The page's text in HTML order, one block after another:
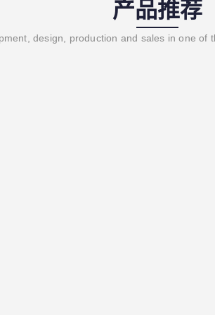
产品推荐
design, production and sales in one of